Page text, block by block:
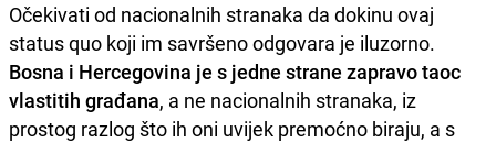
Očekivati od nacionalnih stranaka da dokinu ovaj
status quo koji im savršeno odgovara je iluzorno.
Bosna i Hercegovina je s jedne strane zapravo taoc
vlastitih građana, a ne nacionalnih stranaka, iz
prostog razlog što ih oni uvijek premoćno biraju, a s